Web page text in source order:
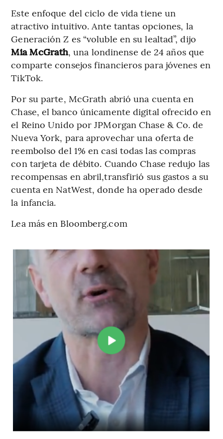
Este enfoque del ciclo de vida tiene un
atractivo intuitivo. Ante tantas opciones, la
Generación Z es “voluble en su lealtad”, dijo
Mia McGrath, una londinense de 24 años que
comparte consejos financieros para jóvenes en
TikTok.
Por su parte, McGrath abrió una cuenta en
Chase, el banco únicamente digital ofrecido en
el Reino Unido por JPMorgan Chase & Co. de
Nueva York, para aprovechar una oferta de
reembolso del 1% en casi todas las compras
con tarjeta de débito. Cuando Chase redujo las
recompensas en abril,transfirió sus gastos a su
cuenta en NatWest, donde ha operado desde
la infancia.
Lea más en Bloomberg.com